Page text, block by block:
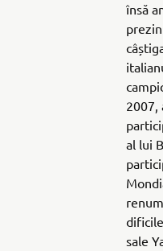
însă
2007,
al lui
sale